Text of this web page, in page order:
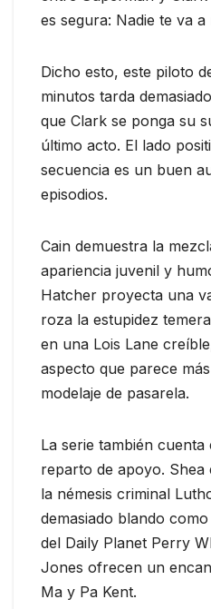
es segura: Nadie te va
Dicho esto, este piloto
minutos tarda
que Clark se ponga su
último acto. El lado
secuencia es un buen
episodios.
Cain demuestra la
apariencia juvenil y
Hatcher proyecta una
roza la estupidez
en una Lois Lane
aspecto que parece
modelaje de pasarela.
La serie también
reparto de apoyo. Shea
la némesis criminal
demasiado blando
del Daily Planet Perry
Jones ofrecen un
Ma y Pa Kent.